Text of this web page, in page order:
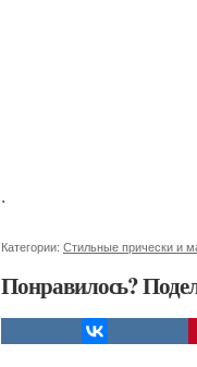
.
Категории: Стильные прически и
Понравилось?